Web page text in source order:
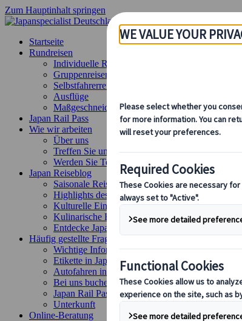
Zum Hauptinhalt springen
Startseite
Rundreisen
Individuelle Reisen
Gruppenreisen
Selbstfahrerreisen
Ausflüge
Maßgeschneiderte Gruppenreisen
Japan Rail Pass
Wie wir arbeiten
Über uns
Treffen Sie unser Team
Werden Sie Teil unseres Teams
Japan Reiseblog
Saisonale Reisetipps
Highlights des Reiseziels
Kulturelle Einblicke
Kulinarische Erlebnisse
Entdecke Japan mit dem Zug
Häufig gestellte Fragen
Wichtige Informationen
Etikette in Japan
Autofahren in Japan
Bei uns buchen
Japan Rail Pass
Unterkunft
Online-Beratung